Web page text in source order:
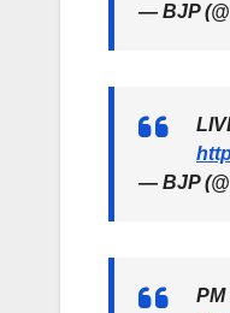
— BJP
— BJP